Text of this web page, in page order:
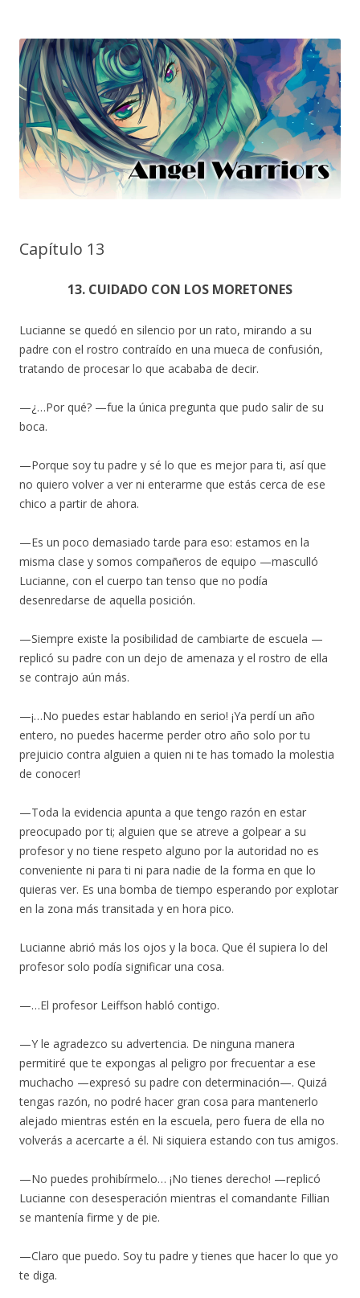
Capítulo 13
13. CUIDADO CON LOS MORETONES
Lucianne se quedó en silencio por un rato, mirando a su
padre con el rostro contraído en una mueca de confusión,
tratando de procesar lo que acababa de decir.
—¿…Por qué? —fue la única pregunta que pudo salir de su
boca.
—Porque soy tu padre y sé lo que es mejor para ti, así que
no quiero volver a ver ni enterarme que estás cerca de ese
chico a partir de ahora.
—Es un poco demasiado tarde para eso: estamos en la
misma clase y somos compañeros de equipo —masculló
Lucianne, con el cuerpo tan tenso que no podía
desenredarse de aquella posición.
—Siempre existe la posibilidad de cambiarte de escuela —
replicó su padre con un dejo de amenaza y el rostro de ella
se contrajo aún más.
—¡…No puedes estar hablando en serio! ¡Ya perdí un año
entero, no puedes hacerme perder otro año solo por tu
prejuicio contra alguien a quien ni te has tomado la molestia
de conocer!
—Toda la evidencia apunta a que tengo razón en estar
preocupado por ti; alguien que se atreve a golpear a su
profesor y no tiene respeto alguno por la autoridad no es
conveniente ni para ti ni para nadie de la forma en que lo
quieras ver. Es una bomba de tiempo esperando por explotar
en la zona más transitada y en hora pico.
Lucianne abrió más los ojos y la boca. Que él supiera lo del
profesor solo podía significar una cosa.
—…El profesor Leiffson habló contigo.
—Y le agradezco su advertencia. De ninguna manera
permitiré que te expongas al peligro por frecuentar a ese
muchacho —expresó su padre con determinación—. Quizá
tengas razón, no podré hacer gran cosa para mantenerlo
alejado mientras estén en la escuela, pero fuera de ella no
volverás a acercarte a él. Ni siquiera estando con tus amigos.
—No puedes prohibírmelo… ¡No tienes derecho! —replicó
Lucianne con desesperación mientras el comandante Fillian
se mantenía firme y de pie.
—Claro que puedo. Soy tu padre y tienes que hacer lo que yo
te diga.